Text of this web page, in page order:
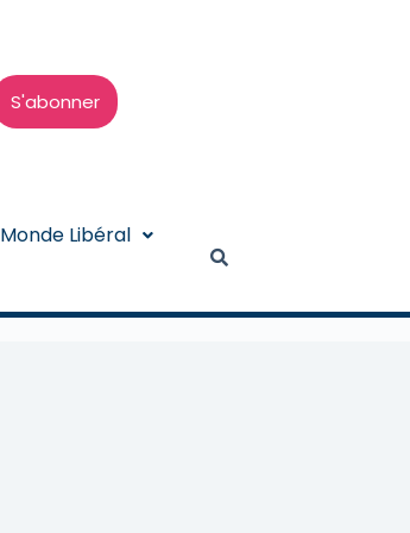
S'abonner
Monde Libéral